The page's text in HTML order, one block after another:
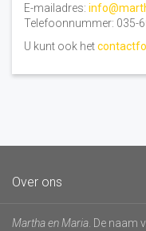
E-mailadres:
Telefoonnummer: 035-
U kunt ook het
Over ons
Martha en Maria . De